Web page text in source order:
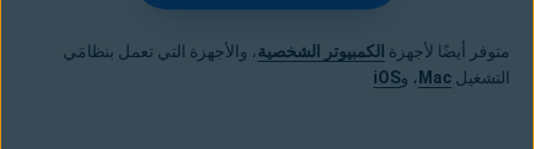
متوفر أيضًا لأجهزة الكمبيوتر الشخصية، والأجهزة التي تعمل بنظامَي
التشغيل Mac ، وiOS